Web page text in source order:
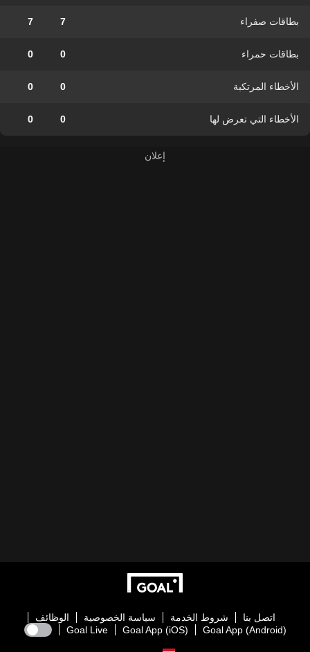
بطاقات صفراء 7
7
بطاقات حمراء 0
0
الأخطاء المرتكبة 0
0
الأخطاء التي تعرض لها 0
0
اتصل بنا شروط الخدمة سياسة الخصوصية
الوظائف
Goal App (Android)
Goal App (iOS)
Goal Live